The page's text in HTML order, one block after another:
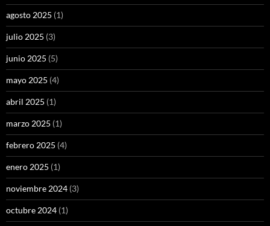
agosto 2025 (1)
julio 2025 (3)
junio 2025 (5)
mayo 2025 (4)
abril 2025 (1)
marzo 2025 (1)
febrero 2025 (4)
enero 2025 (1)
noviembre 2024 (3)
octubre 2024 (1)